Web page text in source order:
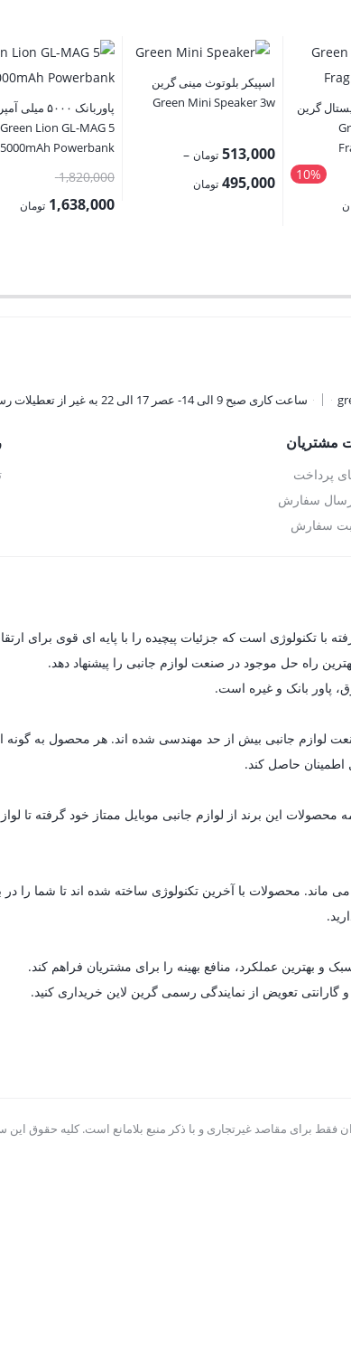
گرین
10%
اسپیکر بلوتوث مینی گرین
Green Mini Speaker 3w
513,000 تومان –
495,000 تومان
پاوربانک ۵۰۰۰
Green Lion GL-MAG 5
5000mAh Powerbank
1,820,000قیمت
اصلی:1,638,000 تومان
ساعت کاری صبح 9 الی 14- عصر 17 الی 22 به غیر از تعطیلات رسمی
مشتریان
پرداخت
سفارش
سفارش
راه حل موجود در صنعت لوازم جانبی را پیشنهاد دهد.
پاور بانک و غیره است.
صنعت لوازم جانبی بیش از حد مهندسی شده اند. هر محصول به
اطمینان حاصل کند.
این برند از لوازم جانبی موبایل ممتاز خود گرفته تا
محصولات با آخرین تکنولوژی ساخته شده اند تا شما را
بهترین عملکرد، منافع بهینه را برای مشتریان فراهم کند.
تعویض از نمایندگی رسمی گرین لاین خریداری کنید.
فقط برای مقاصد غیرتجاری و با ذکر منبع بلامانع است. کلیه حقوق